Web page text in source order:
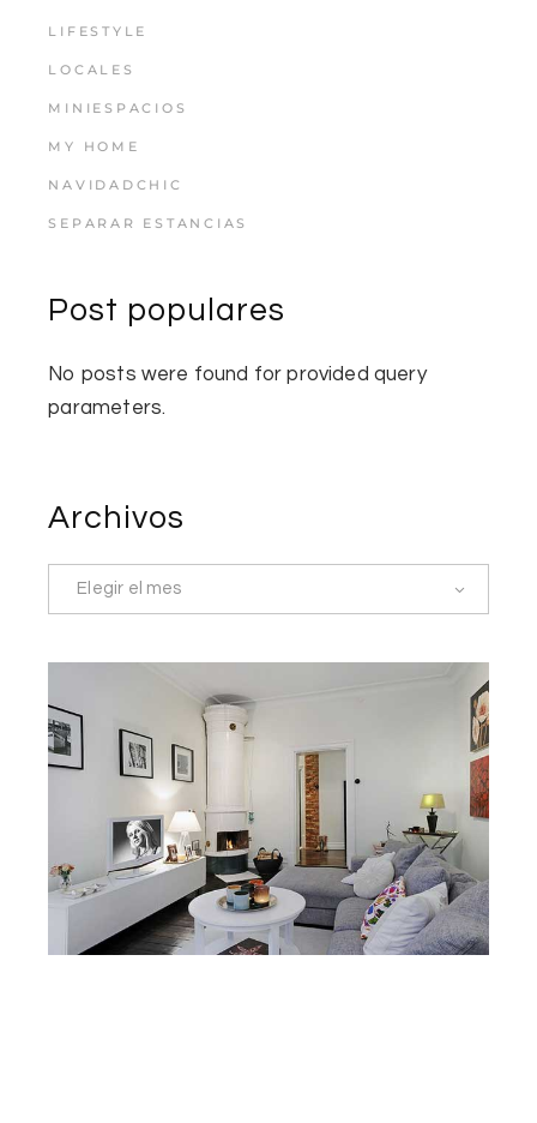
LIFESTYLE
LOCALES
MINIESPACIOS
MY HOME
NAVIDADCHIC
SEPARAR ESTANCIAS
Post populares
No posts were found for provided query
parameters.
Archivos
Elegir el mes